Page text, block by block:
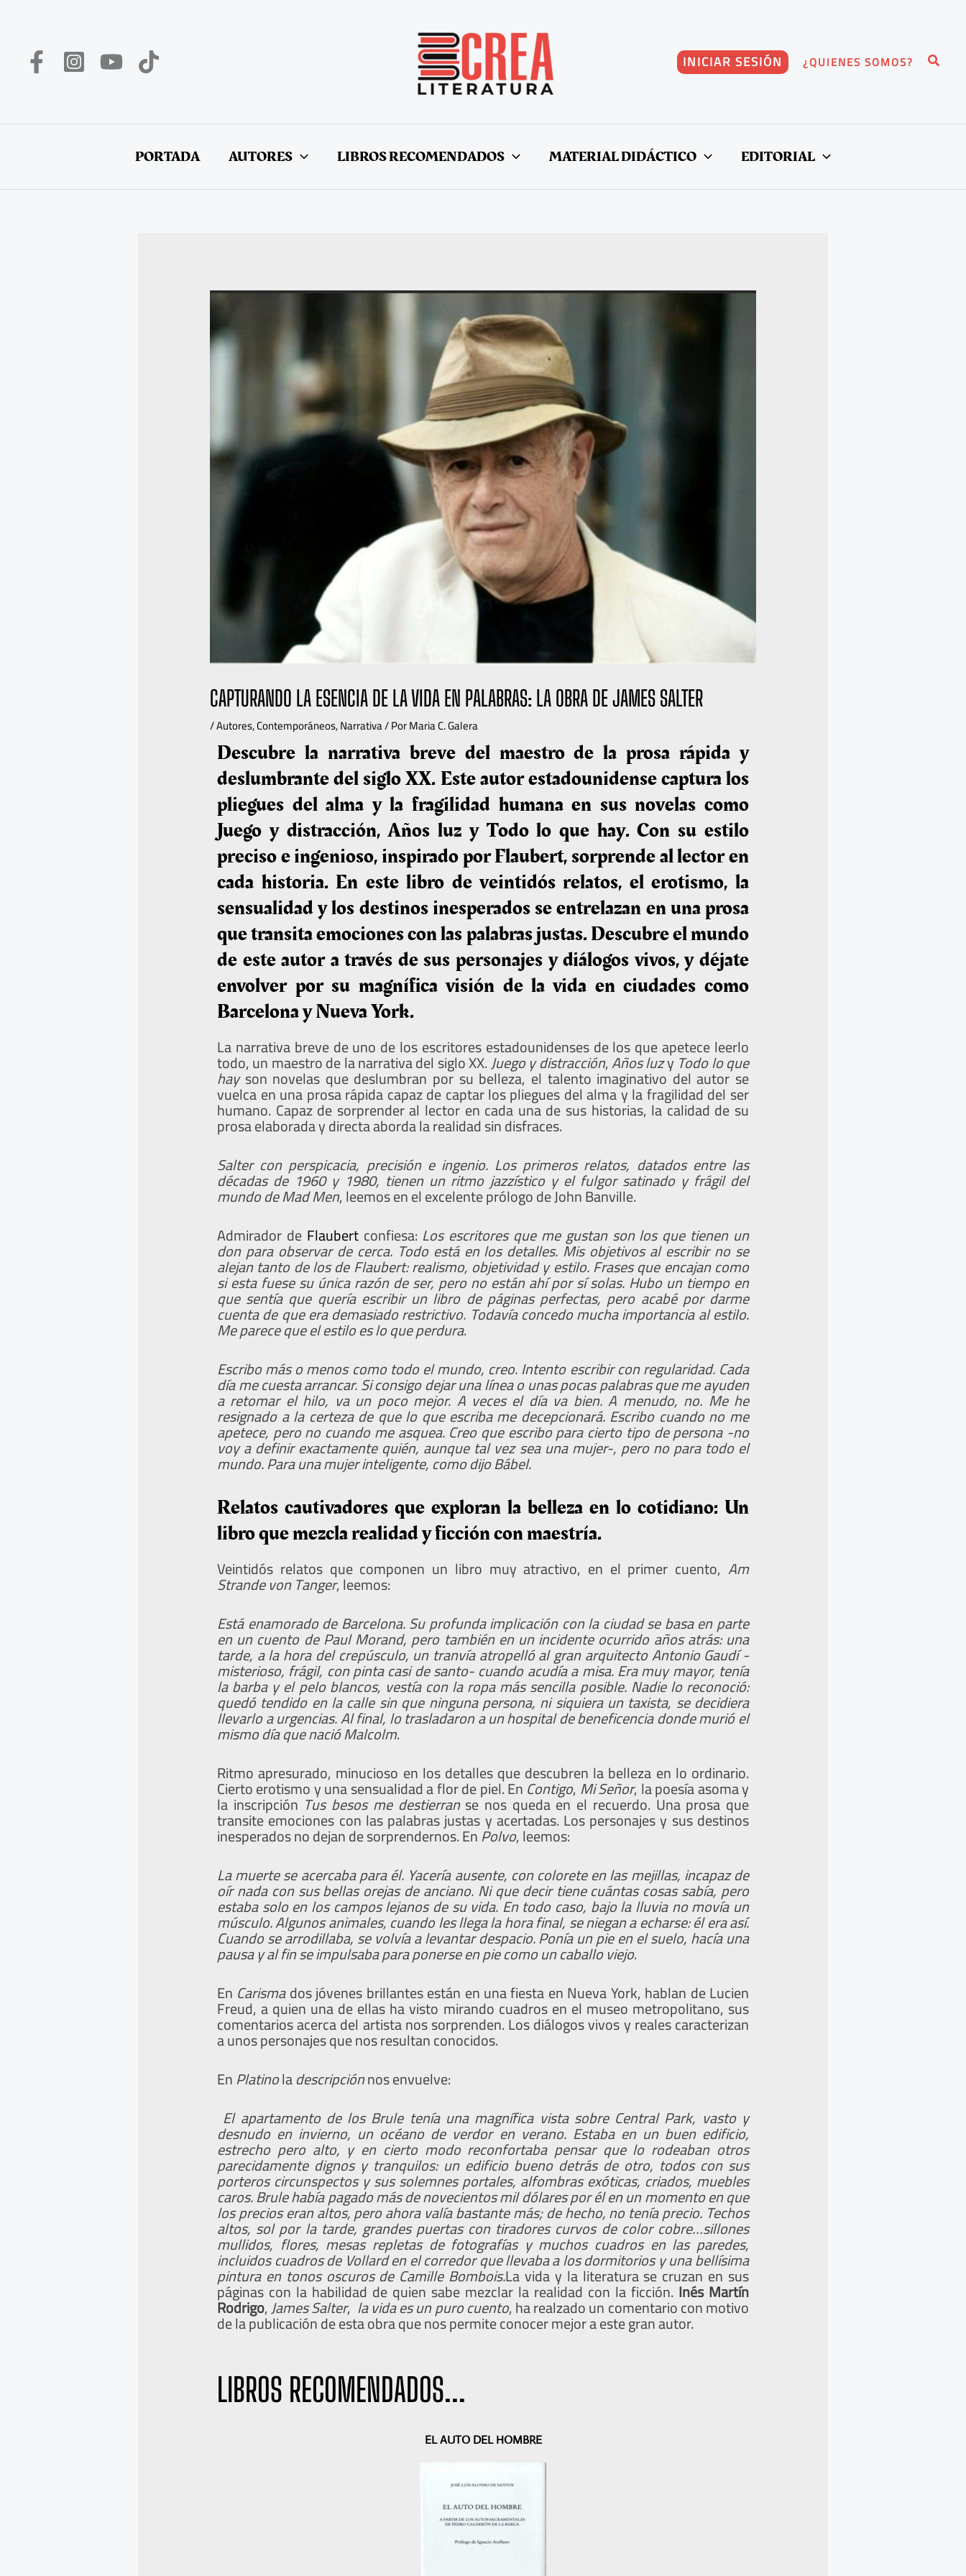
INICIAR SESIÓN ¿QUIENES SOMOS? Buscar
PORTADA AUTORES LIBROS RECOMENDADOS MATERIAL DIDÁCTICO EDITORIAL
CAPTURANDO LA ESENCIA DE LA VIDA EN PALABRAS: LA OBRA DE JAMES SALTER
/Autores,Contemporáneos,Narrativa/ PorMaria C. Galera
Descubre la narrativa breve del maestro de la prosa rápida y
deslumbrante del siglo XX. Este autor estadounidense captura los
pliegues del alma y la fragilidad humana en sus novelas como
Juego y distracción, Años luz y Todo lo que hay. Con su estilo
preciso e ingenioso, inspirado por Flaubert, sorprende al lector en
cada historia. En este libro de veintidós relatos, el erotismo, la
sensualidad y los destinos inesperados se entrelazan en una prosa
que transita emociones con las palabras justas. Descubre el mundo
de este autor a través de sus personajes y diálogos vivos, y déjate
envolver por su magnífica visión de la vida en ciudades como
Barcelona y Nueva York.
La narrativa breve de uno de los escritores estadounidenses de los que apetece leerlo
todo, un maestro de la narrativa del siglo XX.Juego ydistracción,Años luzy Todo lo que
hayson novelas que deslumbran por su belleza, el talento imaginativo del autor se
vuelca en una prosa rápida capaz de captar los pliegues del alma y la fragilidad del ser
humano. Capaz de sorprender al lector en cada una de sus historias, la calidad de su
prosa elaborada y directa aborda la realidad sin disfraces.
Salter con perspicacia, precisión e ingenio. Los primeros relatos, datados entre las
décadas de 1960 y 1980, tienen un ritmo jazzístico y el fulgor satinado y frágil del
mundo de Mad Men, leemos en el excelente prólogo de John Banville.
Admirador de Flaubertconfiesa: Los escritores que me gustan son los que tienen un
don para observar de cerca. Todo está en los detalles. Mis objetivos al escribir no se
alejan tanto de los de Flaubert: realismo, objetividad y estilo. Frases que encajan como
si esta fuese su única razón de ser, pero no están ahí por sí solas. Hubo un tiempo en
que sentía que quería escribir un libro de páginas perfectas, pero acabé por darme
cuenta de que era demasiado restrictivo. Todavía concedo mucha importancia al estilo.
Me parece que el estilo es lo que perdura.
Escribo más o menos como todo el mundo, creo. Intento escribir con regularidad. Cada
día me cuesta arrancar. Si consigo dejar una línea o unas pocas palabras que me ayuden
a retomar el hilo, va un poco mejor. A veces el día va bien. A menudo, no. Me he
resignado a la certeza de que lo que escriba me decepcionará. Escribo cuando no me
apetece, pero no cuando me asquea. Creo que escribo para cierto tipo de persona -no
voy a definir exactamente quién, aunque tal vez sea una mujer-, pero no para todo el
mundo. Para una mujer inteligente, como dijo Bábel.
Relatos cautivadores que exploran la belleza en lo cotidiano: Un
libro que mezcla realidad y ficción con maestría.
Veintidós relatos que componen un libro muy atractivo, en el primer cuento, Am
Strande von Tanger, leemos:
Está enamorado de Barcelona. Su profunda implicación con la ciudad se basa en parte
en un cuento de Paul Morand, pero también en un incidente ocurrido años atrás: una
tarde, a la hora del crepúsculo, un tranvía atropelló al gran arquitecto Antonio Gaudí -
misterioso, frágil, con pinta casi de santo- cuando acudía a misa. Era muy mayor, tenía
la barba y el pelo blancos, vestía con la ropa más sencilla posible. Nadie lo reconoció:
quedó tendido en la calle sin que ninguna persona, ni siquiera un taxista, se decidiera
llevarlo a urgencias. Al final, lo trasladaron a un hospital de beneficencia donde murió el
mismo día que nació Malcolm.
Ritmo apresurado, minucioso en los detalles que descubren la belleza en lo ordinario.
Cierto erotismo y una sensualidad a flor de piel. EnContigo, Mi Señor, la poesía asoma y
la inscripción Tus besos me destierranse nos queda en el recuerdo. Una prosa que
transite emociones con las palabras justas y acertadas. Los personajes y sus destinos
inesperados no dejan de sorprendernos. EnPolvo, leemos:
La muerte se acercaba para él. Yacería ausente, con colorete en las mejillas, incapaz de
oír nada con sus bellas orejas de anciano. Ni que decir tiene cuántas cosas sabía, pero
estaba solo en los campos lejanos de su vida. En todo caso, bajo la lluvia no movía un
músculo. Algunos animales, cuando les llega la hora final, se niegan a echarse: él era así.
Cuando se arrodillaba, se volvía a levantar despacio. Ponía un pie en el suelo, hacía una
pausa y al fin se impulsaba para ponerse en pie como un caballo viejo.
En Carismados jóvenes brillantes están en una fiesta en Nueva York, hablan de Lucien
Freud, a quien una de ellas ha visto mirando cuadros en el museo metropolitano, sus
comentarios acerca del artista nos sorprenden. Los diálogos vivos y reales caracterizan
a unos personajes que nos resultan conocidos.
EnPlatinoladescripciónnos envuelve:
El apartamento de los Brule tenía una magnífica vista sobre Central Park, vasto y
desnudo en invierno, un océano de verdor en verano. Estaba en un buen edificio,
estrecho pero alto, y en cierto modo reconfortaba pensar que lo rodeaban otros
parecidamente dignos y tranquilos: un edificio bueno detrás de otro, todos con sus
porteros circunspectos y sus solemnes portales, alfombras exóticas, criados, muebles
caros. Brule había pagado más de novecientos mil dólares por él en un momento en que
los precios eran altos, pero ahora valía bastante más; de hecho, no tenía precio. Techos
altos, sol por la tarde, grandes puertas con tiradores curvos de color cobre…sillones
mullidos, flores, mesas repletas de fotografías y muchos cuadros en las paredes,
incluidos cuadros de Vollard en el corredor que llevaba a los dormitorios y una bellísima
pintura en tonos oscuros de Camille Bombois.La vida y la literatura se cruzan en sus
páginas con la habilidad de quien sabe mezclar la realidad con la ficción. Inés Martín
Rodrigo,James Salter, la vida es un puro cuento, ha realzado un comentario con motivo
de la publicación de esta obra que nos permite conocer mejor a este gran autor.
LIBROS RECOMENDADOS...
EL AUTO DEL HOMBRE